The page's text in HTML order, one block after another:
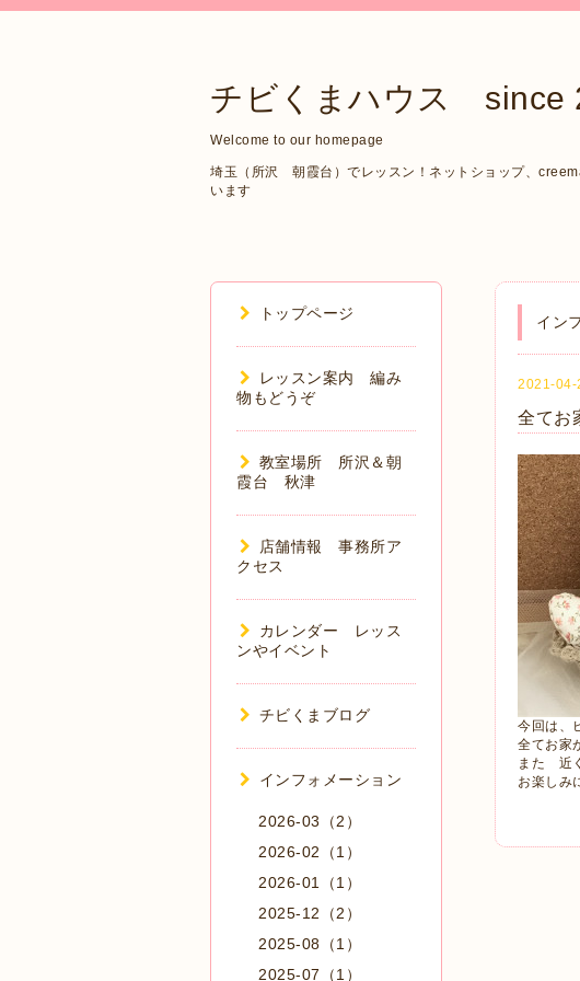
チビくまハウス since
Welcome to our homepage
埼玉（所沢 朝霞台）でレッスン！ネットショップ、
います
イン
2021-04-
全てお
今回は、
全てお家
また 近
お楽しみ
トップページ
レッスン案内 編み
物もどうぞ
教室場所 所沢＆朝
霞台 秋津
店舗情報 事務所ア
クセス
カレンダー レッス
ンやイベント
チビくまブログ
インフォメーション
2026-03（2）
2026-02（1）
2026-01（1）
2025-12（2）
2025-08（1）
2025-07（1）